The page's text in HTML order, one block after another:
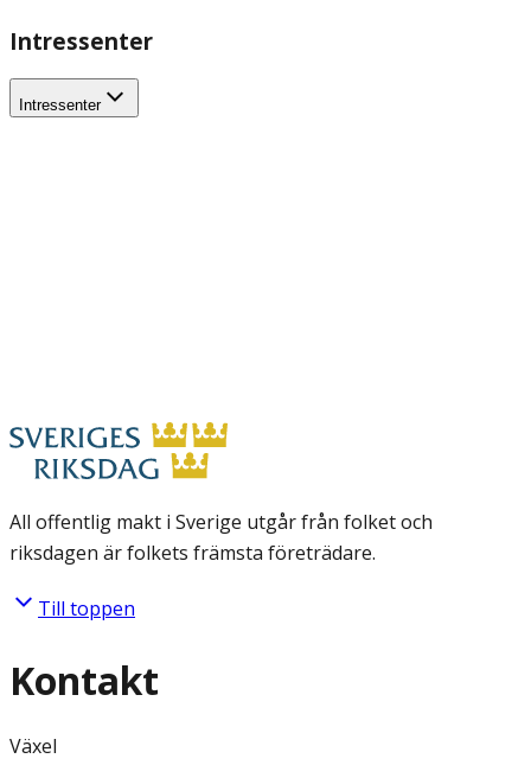
Intressenter
Intressenter
All offentlig makt i Sverige utgår från folket och
riksdagen är folkets främsta företrädare.
Till toppen
Kontakt
Växel